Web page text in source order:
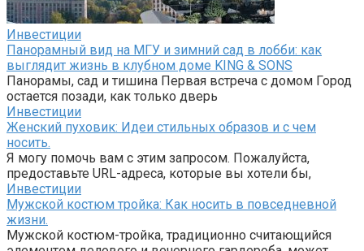
Инвестиции
Панорамный вид на МГУ и зимний сад в лобби: как
выглядит жизнь в клубном доме KING & SONS
Панорамы, сад и тишина Первая встреча с домом Город
остается позади, как только дверь
Инвестиции
Женский пуховик: Идеи стильных образов и с чем
носить.
Я могу помочь вам с этим запросом. Пожалуйста,
предоставьте URL-адреса, которые вы хотели бы,
Инвестиции
Мужской костюм тройка: Как носить в повседневной
жизни.
Мужской костюм-тройка, традиционно считающийся